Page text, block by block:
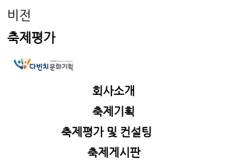
비전
축제평가
회사소개
​축제기획
​축제평가 및 컨설팅
​축제게시판